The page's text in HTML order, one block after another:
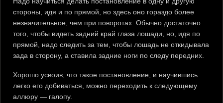
стороны, идя и по прямой, но здесь оно гораздо более
незначительное, чем при поворотах. Обычно достаточно
того, чтобы видеть задний край глаза лошади, но, идя по
прямой, надо следить за тем, чтобы лошадь не откидывала
зада в сторону, а ставила задние ноги по следу передних.
Хорошо усвоив, что такое постановление, и научившись
легко его добиваться, можно переходить к следующему
аллюру — галопу.